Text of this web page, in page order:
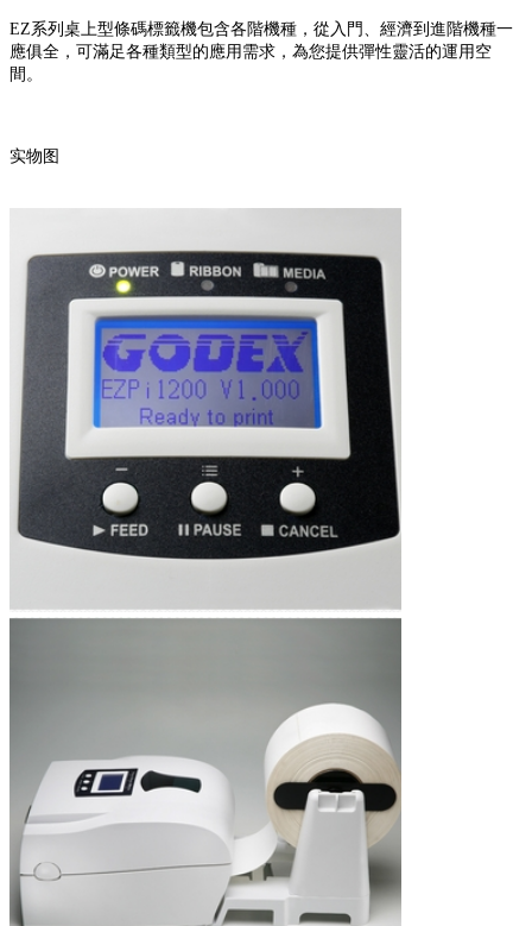
EZ系列桌上型條碼標籤機包含各階機種，從入門、經濟到進階機種一
應俱全，可滿足各種類型的應用需求，為您提供彈性靈活的運用空
間。
实物图